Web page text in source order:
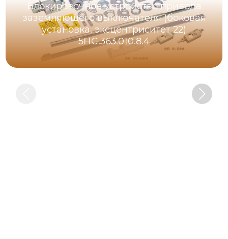
Блокировочное устройство привода
заземляющего выключателя (боковая
установка, эксцентриситет 22)
5HG.363.010.8.4